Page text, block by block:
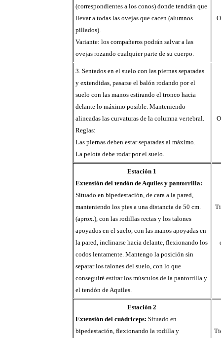
(correspondientes a los conos) donde tendrán que
llevar a todas las ovejas que cacen (alumnos
pillados).
Variante: los compañeros podrán salvar a las
ovejas rozando cualquier parte de su cuerpo.
3. Sentados en el suelo con las piernas separadas
y extendidas, pasarse el balón rodando por el
suelo con las manos estirando el tronco hacia
delante lo máximo posible. Manteniendo
alineadas las curvaturas de la columna vertebral.
Reglas:
Las piernas deben estar separadas al máximo.
La pelota debe rodar por el suelo.
Estación 1
Extensión del tendón de Aquiles y pantorrilla:
Situado en bipedestación, de cara a la pared,
manteniendo los pies a una distancia de 50 cm.
(aprox.), con las rodillas rectas y los talones
apoyados en el suelo, con las manos apoyadas en
la pared, inclinarse hacia delante, flexionando los
codos lentamente. Mantengo la posición sin
separar los talones del suelo, con lo que
conseguiré estirar los músculos de la pantorrilla y
el tendón de Aquiles.
Estación 2
Extensión del cuádriceps: Situado en
bipedestación, flexionando la rodilla y